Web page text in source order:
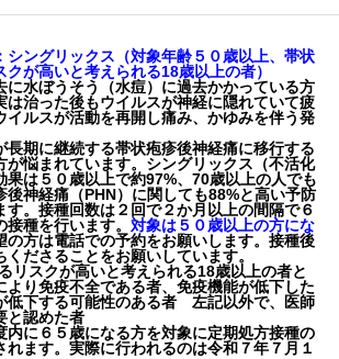
シングリックス（対象年齢５０歳以上、帯状
が高いと考えられる18歳以上の者）
水ぼうそう（水痘）に過去かかっている方
は治った後もウイルスが神経に隠れていて疲
イルスが活動を再開し痛み、かゆみを伴う発
長期に継続する帯状疱疹後神経痛に移行する
が悩まれています。シングリックス（不活化
果は５０歳以上で約97%、70歳以上の人でも
後神経痛（PHN）に関しても88%と高い予防
す。接種回数は２回で２か月以上の間隔で６
接種を行います。 対象は５０歳以上の方にな
の方は電話での予約をお願いします。接種後
くださることをお願いしています。
リスクが高いと考えられる18歳以上の者と
より免疫不全である者、免疫機能が低下した
低下する可能性のある者 左記以外で、医師
と認めた者
内に６５歳になる方を対象に定期処方接種の
れます。実際に行われるのは令和７年７月１